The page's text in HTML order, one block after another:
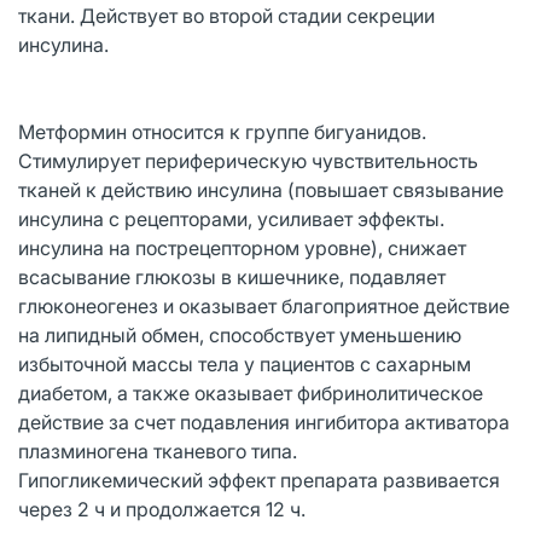
ткани. Действует во второй стадии секреции
инсулина.
Метформин относится к группе бигуанидов.
Стимулирует периферическую чувствительность
тканей к действию инсулина (повышает связывание
инсулина с рецепторами, усиливает эффекты.
инсулина на пострецепторном уровне), снижает
всасывание глюкозы в кишечнике, подавляет
глюконеогенез и оказывает благоприятное действие
на липидный обмен, способствует уменьшению
избыточной массы тела у пациентов с сахарным
диабетом, а также оказывает фибринолитическое
действие за счет подавления ингибитора активатора
плазминогена тканевого типа.
Гипогликемический эффект препарата развивается
через 2 ч и продолжается 12 ч.